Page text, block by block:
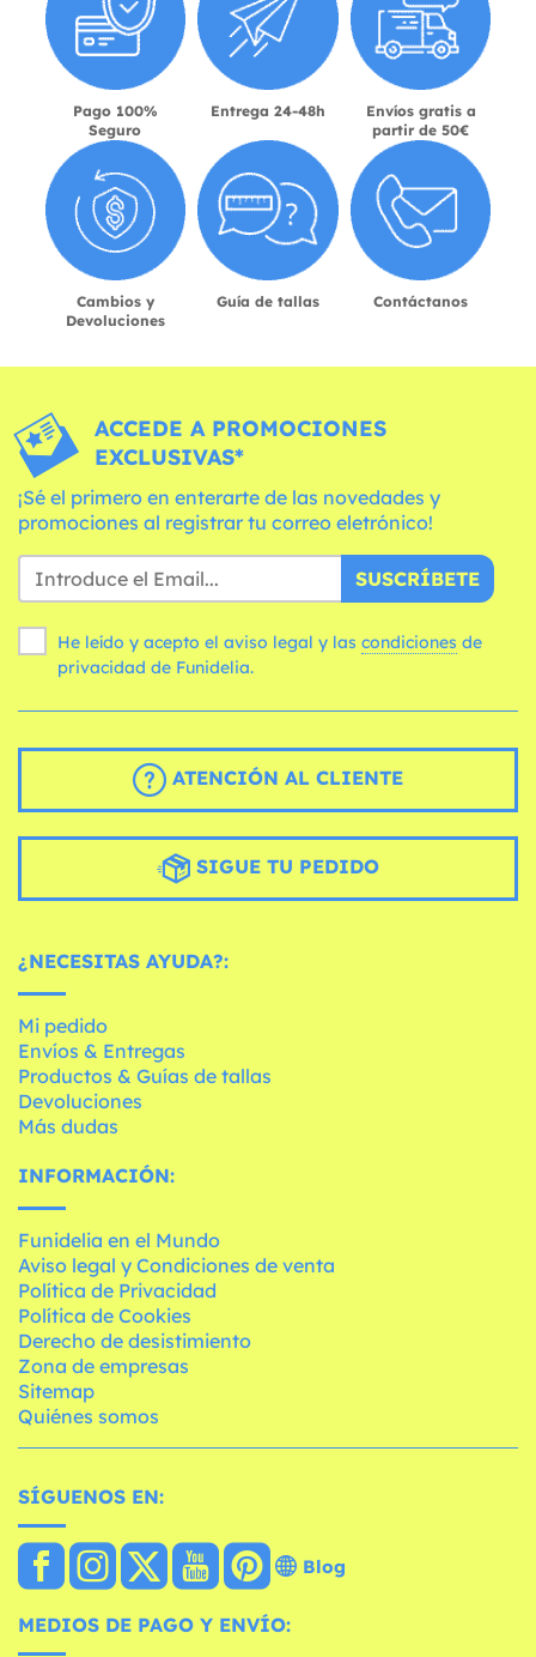
Pago 100%
Seguro
Entrega 24-48h
Envíos gratis a
partir de 50€
Cambios y
Devoluciones
Guía de tallas Contáctanos
ACCEDE A PROMOCIONES
EXCLUSIVAS*
¡Sé el primero en enterarte de las novedades y
promociones al registrar tu correo eletrónico!
SUSCRÍBETE
He leído y acepto el aviso legal y las condiciones
privacidad de Funidelia.
ATENCIÓN AL CLIENTE
SIGUE TU PEDIDO
¿NECESITAS AYUDA?:
Mi pedido
Envíos & Entregas
Productos & Guías de tallas
Devoluciones
Más dudas
INFORMACIÓN:
Funidelia en el Mundo
Aviso legal y Condiciones de venta
Política de Privacidad
Política de Cookies
Derecho de desistimiento
Zona de empresas
Sitemap
Quiénes somos
SÍGUENOS EN:
Blog
MEDIOS DE PAGO Y ENVÍO: